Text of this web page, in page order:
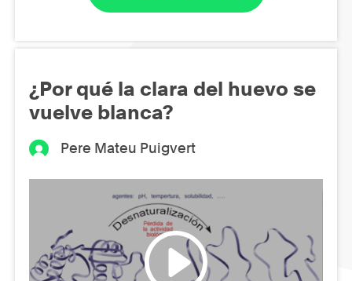
¿Por qué la clara del huevo se
vuelve blanca?
Pere Mateu Puigvert